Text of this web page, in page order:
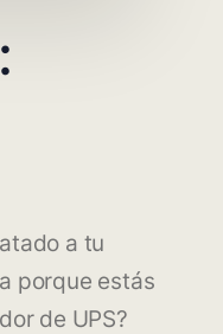
a tu
porque estás
de UPS?